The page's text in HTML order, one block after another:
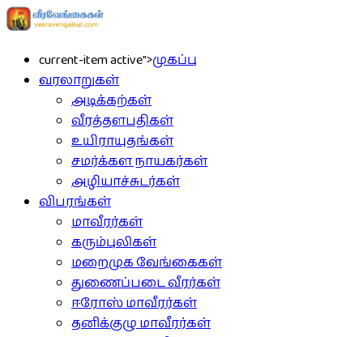
current-item active">முகப்பு
வரலாறுகள்
அடிக்கற்கள்
வீரத்தளபதிகள்
உயிராயுதங்கள்
சமர்க்கள நாயகர்கள்
அழியாச்சுடர்கள்
விபரங்கள்
மாவீரர்கள்
கரும்புலிகள்
மறைமுக வேங்கைகள்
துணைப்படை வீரர்கள்
ஈரோஸ் மாவீரர்கள்
தனிக்குழு மாவீரர்கள்